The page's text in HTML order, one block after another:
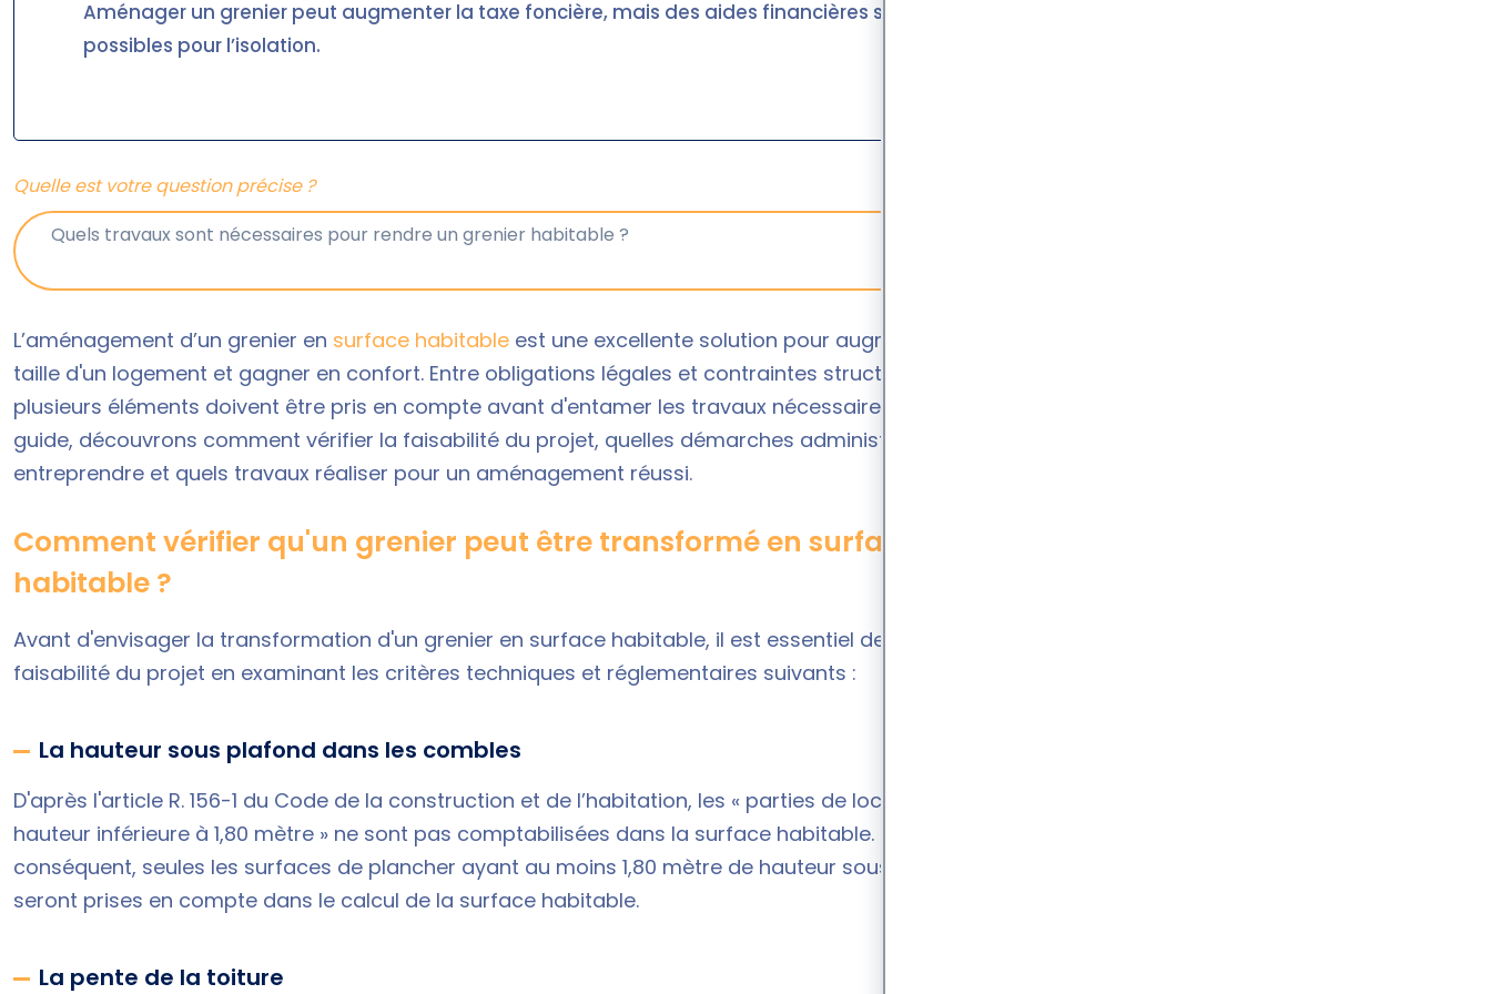
Aménager un grenier peut augmenter la taxe foncière, mais des aides financières sont
possibles pour l’isolation.
Quelle est votre question précise ?
L’aménagement d’un grenier en surface habitable est une excellente solution pour augmenter la
taille d'un logement et gagner en confort. Entre obligations légales et contraintes structurelles,
plusieurs éléments doivent être pris en compte avant d'entamer les travaux nécessaires. Dans ce
guide, découvrons comment vérifier la faisabilité du projet, quelles démarches administratives
entreprendre et quels travaux réaliser pour un aménagement réussi.
Comment vérifier qu'un grenier peut être transformé en surface
habitable ?
Avant d'envisager la transformation d'un grenier en surface habitable, il est essentiel de vérifier la
faisabilité du projet en examinant les critères techniques et réglementaires suivants :
La hauteur sous plafond dans les combles
D'après l'article R. 156-1 du Code de la construction et de l’habitation, les « parties de locaux d'une
hauteur inférieure à 1,80 mètre » ne sont pas comptabilisées dans la surface habitable. Par
conséquent, seules les surfaces de plancher ayant au moins 1,80 mètre de hauteur sous plafond
seront prises en compte dans le calcul de la surface habitable.
La pente de la toiture